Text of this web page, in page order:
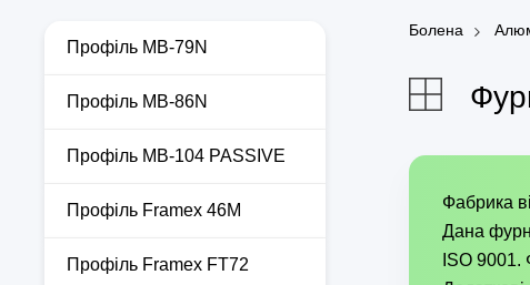
Профіль MB-79N
Профіль MB-86N
Профіль MB-104 PASSIVE
Профіль Framex 46M
Профіль Framex FT72
Болена
Фабрика
Дана
ISO 9001.